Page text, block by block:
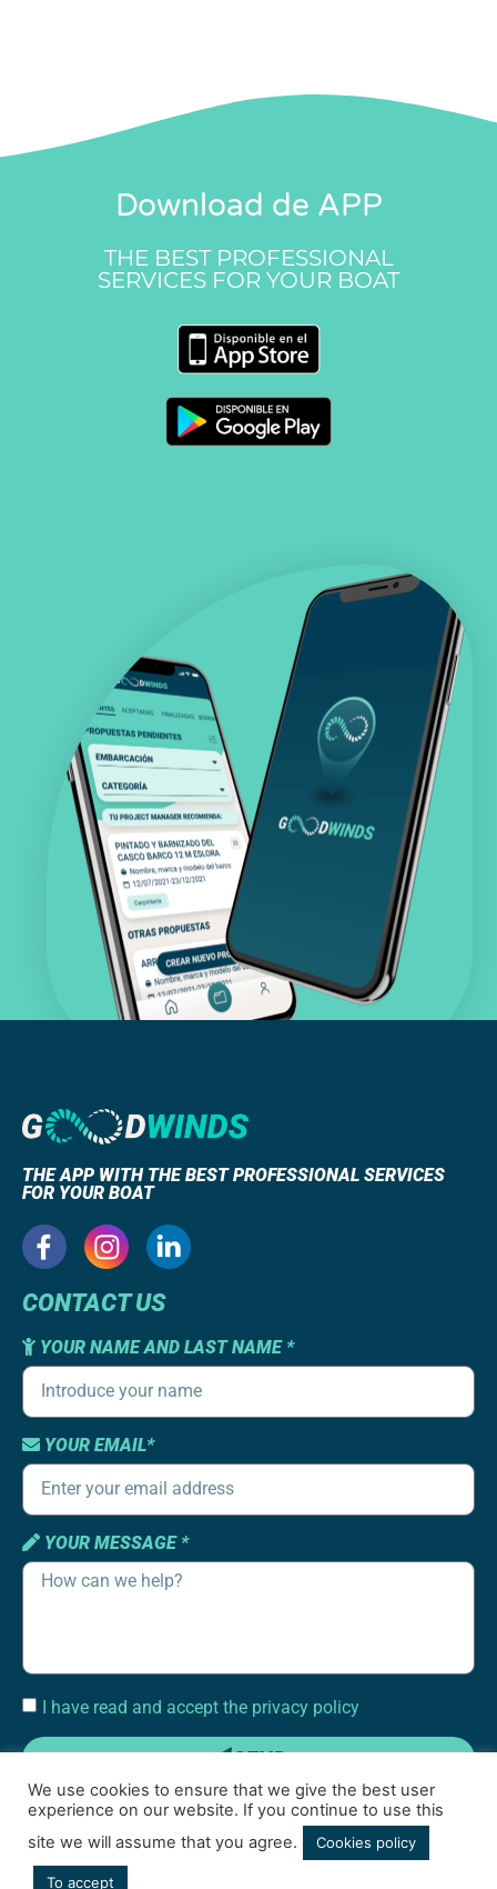
Download de APP
THE BEST PROFESSIONAL
SERVICES FOR YOUR BOAT
THE APP WITH THE BEST PROFESSIONAL SERVICES
FOR YOUR BOAT
CONTACT US
YOUR NAME AND LAST NAME *
YOUR EMAIL*
YOUR MESSAGE *
I have read and accept the privacy policy
SEND
We use cookies to ensure that we give the best user
experience on our website. If you continue to use this
site we will assume that you agree.
Cookies policy
To accept